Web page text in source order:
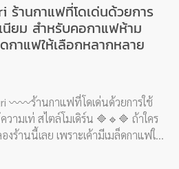
ร้านกาแฟที่โดเด่นด้วยการ
นียม สำหรับคอกาแฟห้าม
กาแฟให้เลือกหลากหลาย
〰️〰️ร้านกาแฟที่โดเด่นด้วยการใช้
ามเท่ สไตล์โมเดิร์น 🔷🔹🔷 ถ้าใคร
ร้านนี้เลย เพราะเค้ามีเมล็ดกาแฟให้